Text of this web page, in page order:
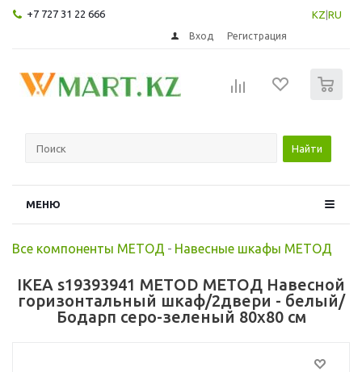
+7 727 31 22 666 KZ RU
Вход Регистрация
Найти
МЕНЮ
Все компоненты МЕТОД - Навесные шкафы МЕТОД
IKEA s19393941 METOD МЕТОД Навесной
горизонтальный шкаф/2двери - белый/
Бодарп серо-зеленый 80x80 см